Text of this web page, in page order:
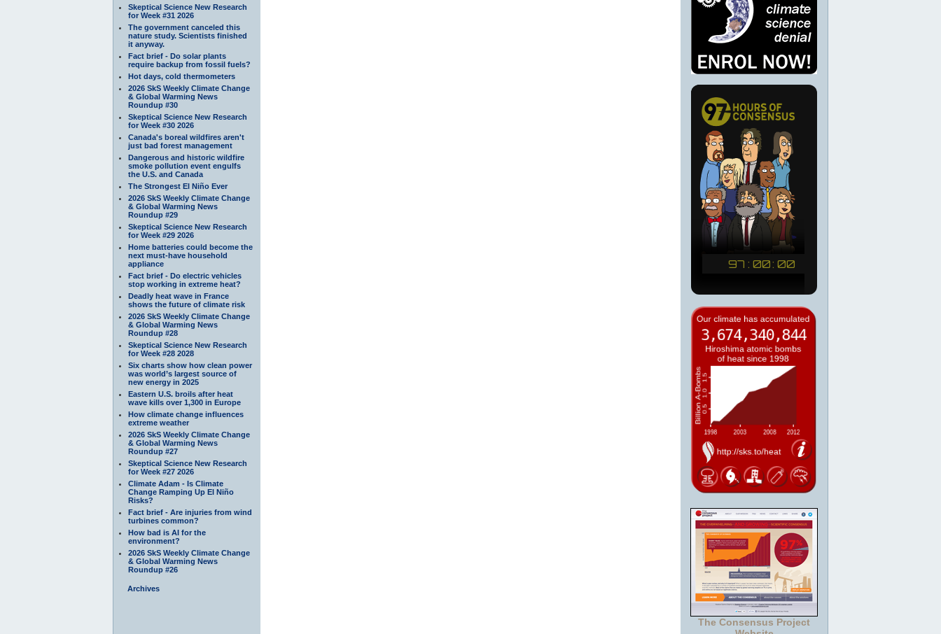
Skeptical Science New Research
for Week #31 2026
The government canceled this
nature study. Scientists finished
it anyway.
Fact brief - Do solar plants
require backup from fossil fuels?
Hot days, cold thermometers
2026 SkS Weekly Climate Change
& Global Warming News
Roundup #30
Skeptical Science New Research
for Week #30 2026
Canada's boreal wildfires aren't
just bad forest management
Dangerous and historic wildfire
smoke pollution event engulfs
the U.S. and Canada
The Strongest El Niño Ever
2026 SkS Weekly Climate Change
& Global Warming News
Roundup #29
Skeptical Science New Research
for Week #29 2026
Home batteries could become the
next must-have household
appliance
Fact brief - Do electric vehicles
stop working in extreme heat?
Deadly heat wave in France
shows the future of climate risk
2026 SkS Weekly Climate Change
& Global Warming News
Roundup #28
Skeptical Science New Research
for Week #28 2028
Six charts show how clean power
was world’s largest source of
new energy in 2025
Eastern U.S. broils after heat
wave kills over 1,300 in Europe
How climate change influences
extreme weather
2026 SkS Weekly Climate Change
& Global Warming News
Roundup #27
Skeptical Science New Research
for Week #27 2026
Climate Adam - Is Climate
Change Ramping Up El Niño
Risks?
Fact brief - Are injuries from wind
turbines common?
How bad is AI for the
environment?
2026 SkS Weekly Climate Change
& Global Warming News
Roundup #26
Archives
The Consensus Project